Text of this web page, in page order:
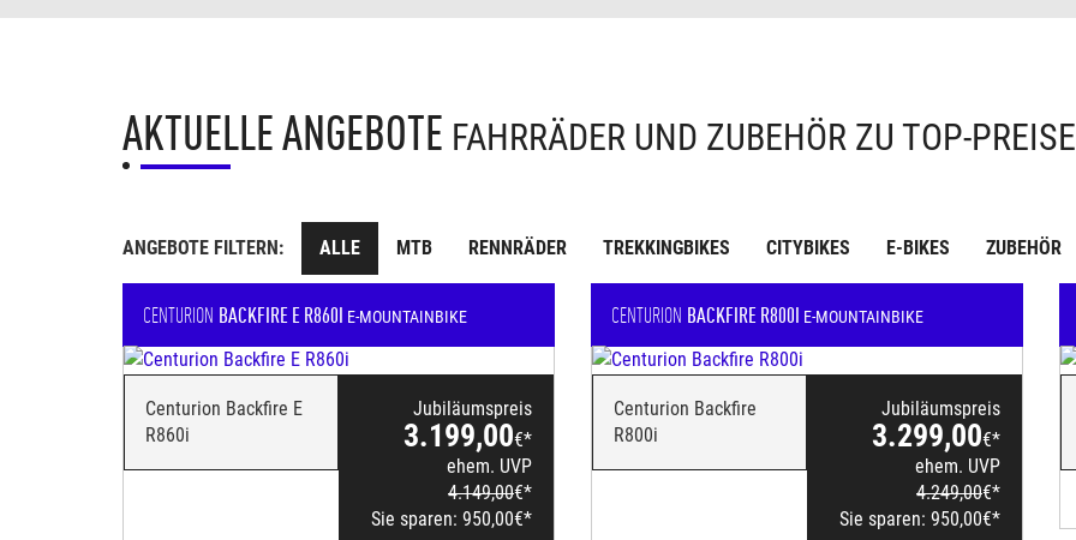
AKTUELLE ANGEBOTE FAHRRÄDER UND ZUBEHÖR ZU TOP-
ANGEBOTE FILTERN: ALLE MTB RENNRÄDER TREKKINGBIKES CITYBIKES E-BIKES ZUBEHÖR
CENTURION BACKFIRE E R860I E-MOUNTAINBIKE
Centurion Backfire E
R860i
Jubiläumspreis
3.199,00€*
ehem. UVP
4.149,00€*
Sie sparen: 950,00€*
CENTURION BACKFIRE R800I E-MOUNTAINBIKE
Centurion Backfire
R800i
Jubiläumspreis
3.299,00€*
ehem. UVP
4.249,00€*
Sie sparen: 950,00€*